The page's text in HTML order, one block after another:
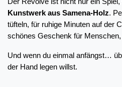
Kunstwerk aus Samena-Holz.
tüfteln, für ruhige Minuten auf der
schönes Geschenk für
Und wenn du einmal anfängst…
der Hand legen willst.